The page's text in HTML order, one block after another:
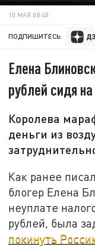
10 МАЯ 08:40
ПОДПИШИТЕСЬ:
Елена
рублей сидя
Королева
деньги из
Как ранее
блогер Елена
неуплате
рублей, была
покинуть